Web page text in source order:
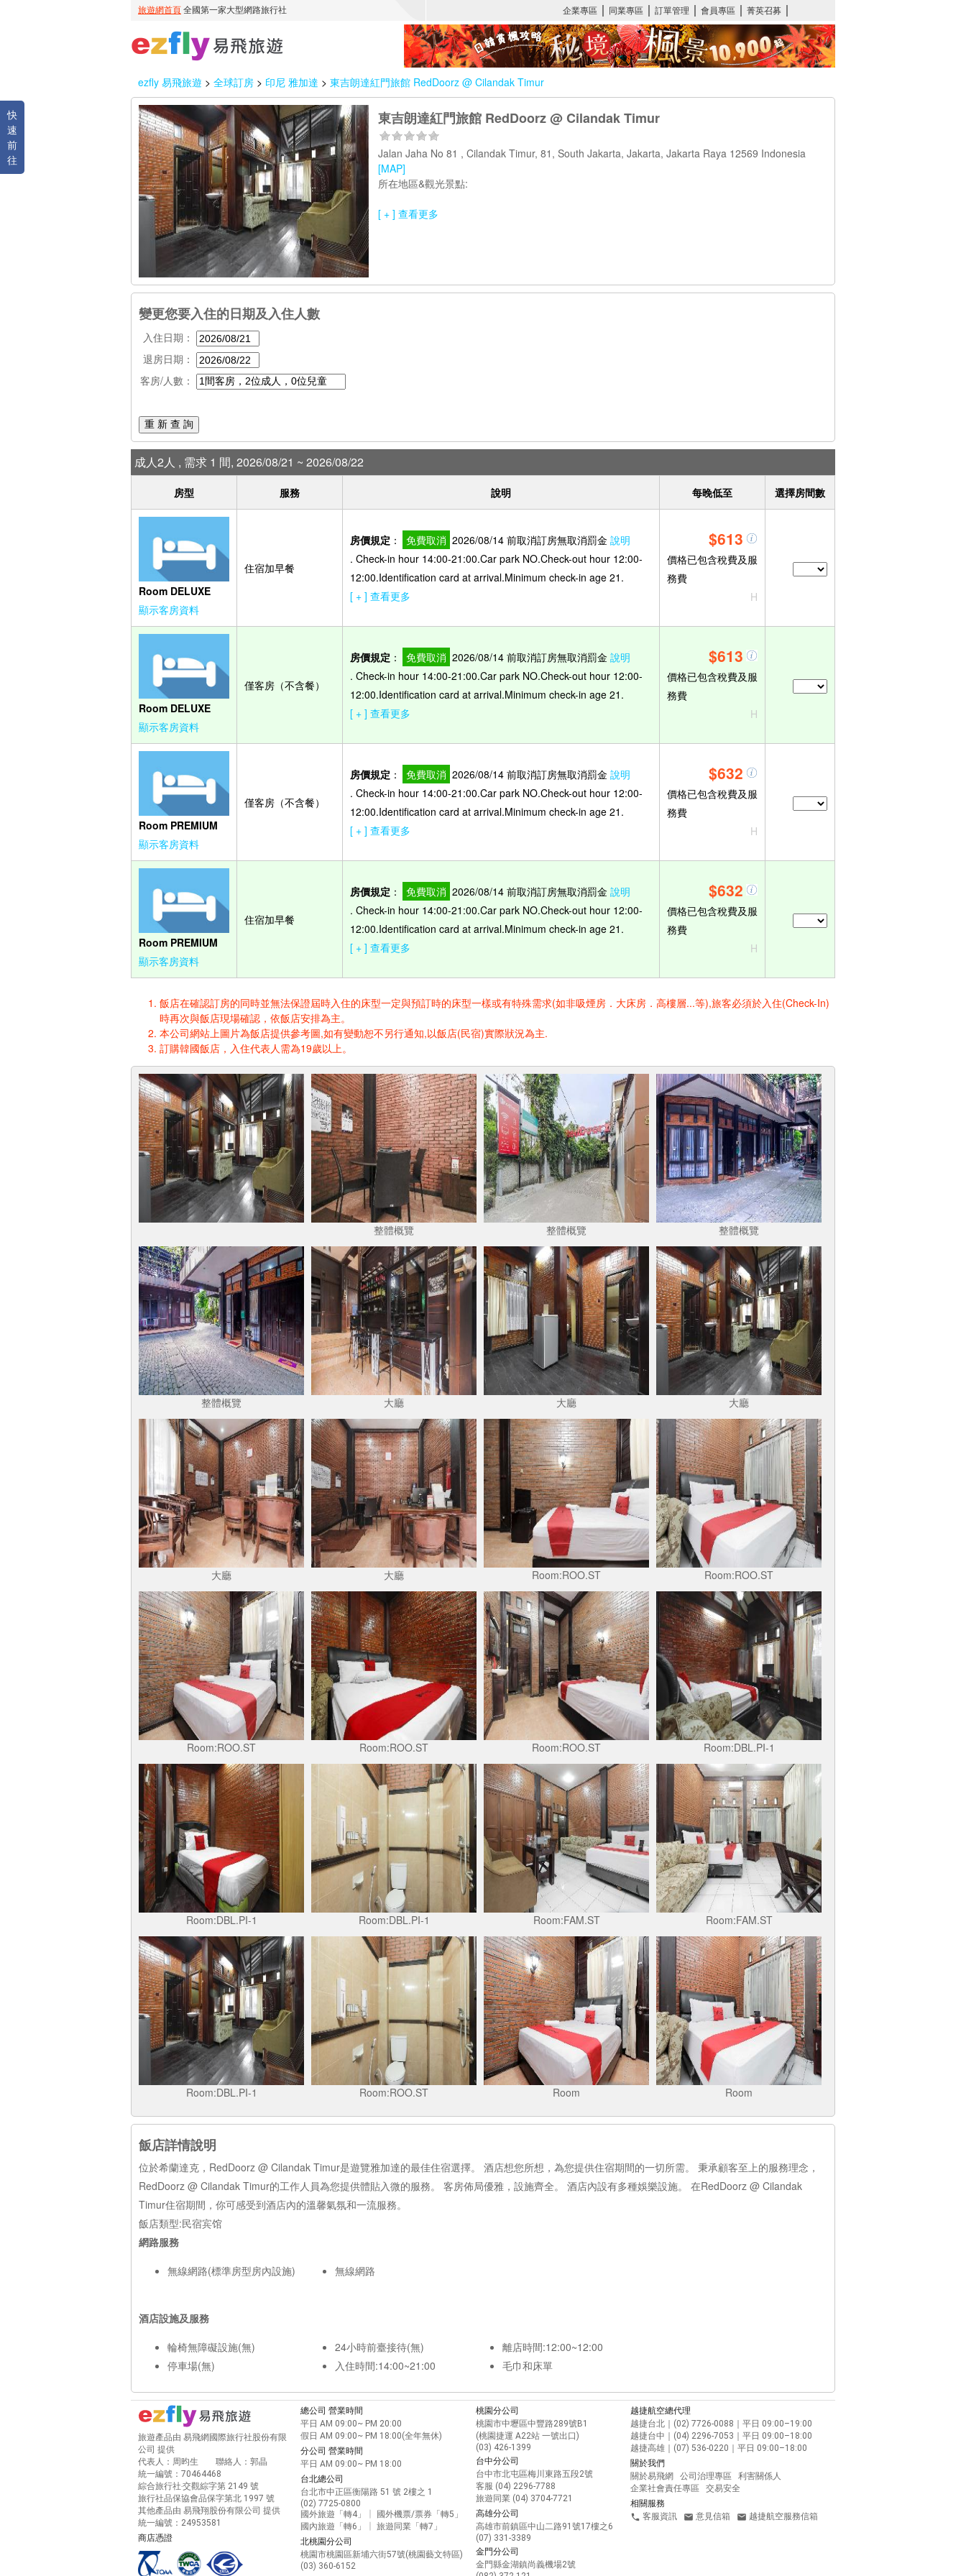
ezfly 易飛旅遊 > 全球訂房 > 印尼 雅加達 > 東吉朗達紅門旅館 RedDoorz @ Cilandak Timur
快
速
前
往
東吉朗達紅門旅館 RedDoorz @ Cilandak Timur
Jalan Jaha No 81 , Cilandak Timur, 81, South Jakarta, Jakarta, Jakarta Raya 12569 Indonesia
[MAP]
所在地區&觀光景點:
[ + ] 查看更多
變更您要入住的日期及入住人數
入住日期：
退房日期：
客房/人數：
重 新 查 詢
成人2人 , 需求 1 間, 2026/08/21 ~ 2026/08/22
房型 服務 說明 每晚低至 選擇房間數
Room DELUXE
顯示客房資料
住宿加早餐
房價規定 ： 免費取消 2026/08/14 前取消訂房無取消罰金 說明
. Check-in hour 14:00-21:00.Car park NO.Check-out hour 12:00-
12:00.Identification card at arrival.Minimum check-in age 21.
[ + ] 查看更多
$613
價格已包含稅費及服
務費
H
Room DELUXE
顯示客房資料
僅客房（不含餐）
房價規定 ： 免費取消 2026/08/14 前取消訂房無取消罰金 說明
. Check-in hour 14:00-21:00.Car park NO.Check-out hour 12:00-
12:00.Identification card at arrival.Minimum check-in age 21.
[ + ] 查看更多
$613
價格已包含稅費及服
務費
H
Room PREMIUM
顯示客房資料
僅客房（不含餐）
房價規定 ： 免費取消 2026/08/14 前取消訂房無取消罰金 說明
. Check-in hour 14:00-21:00.Car park NO.Check-out hour 12:00-
12:00.Identification card at arrival.Minimum check-in age 21.
[ + ] 查看更多
$632
價格已包含稅費及服
務費
H
Room PREMIUM
顯示客房資料
住宿加早餐
房價規定 ： 免費取消 2026/08/14 前取消訂房無取消罰金 說明
. Check-in hour 14:00-21:00.Car park NO.Check-out hour 12:00-
12:00.Identification card at arrival.Minimum check-in age 21.
[ + ] 查看更多
$632
價格已包含稅費及服
務費
H
飯店在確認訂房的同時並無法保證屆時入住的床型一定與預訂時的床型一樣或有特殊需求(如非吸煙房．大床房．高樓層...等),旅客必須於入住(Check-In)
時再次與飯店現場確認，依飯店安排為主。
本公司網站上圖片為飯店提供參考圖,如有變動恕不另行通知,以飯店(民宿)實際狀況為主.
訂購韓國飯店，入住代表人需為19歲以上。
整體概覽 整體概覽 整體概覽
整體概覽 大廳 大廳 大廳
大廳 大廳 Room:ROO.ST Room:ROO.ST
Room:ROO.ST Room:ROO.ST Room:ROO.ST Room:DBL.PI-1
Room:DBL.PI-1 Room:DBL.PI-1 Room:FAM.ST Room:FAM.ST
Room:DBL.PI-1 Room:ROO.ST Room Room
飯店詳情說明
位於希蘭達克，RedDoorz @ Cilandak Timur是遊覽雅加達的最佳住宿選擇。 酒店想您所想，為您提供住宿期間的一切所需。 秉承顧客至上的服務理念，
RedDoorz @ Cilandak Timur的工作人員為您提供體貼入微的服務。 客房佈局優雅，設施齊全。 酒店內設有多種娛樂設施。 在RedDoorz @ Cilandak
Timur住宿期間，你可感受到酒店內的溫馨氣氛和一流服務。
飯店類型:民宿宾馆
網路服務
無線網路(標準房型房內設施)
無線網路
酒店設施及服務
輪椅無障礙設施(無)
停車場(無)
24小時前臺接待(無)
入住時間:14:00~21:00
離店時間:12:00~12:00
毛巾和床單